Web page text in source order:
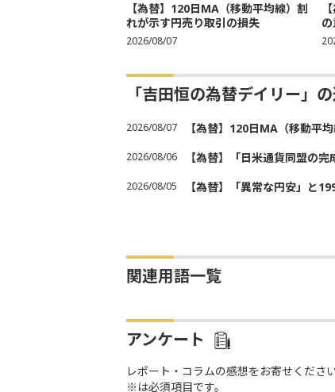
【為替】120日MA（移動平均線）割
れが示す円売り取引の損失
2026/08/07
「吉田恒の為替デイリー」
2026/08/07 【為替】120日MA（移動平
2026/08/06 【為替】「日米通貨同盟の
2026/08/05 【為替】「異常な円安」と
関連用語一覧
アンケート
レポート・コラムの感想をお寄せくださ
※は必須項目です。